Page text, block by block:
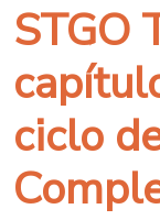
STGO
ciclo